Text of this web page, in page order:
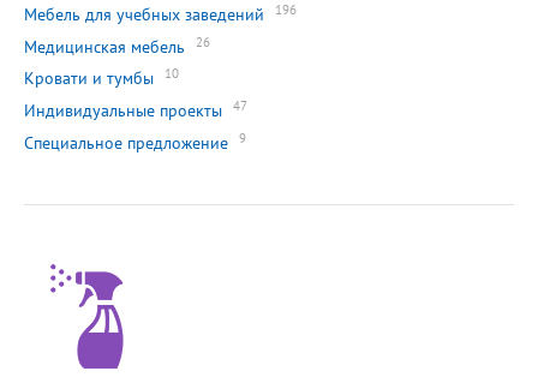
Мебель для учебных заведений 196
Медицинская мебель 26
Кровати и тумбы 10
Индивидуальные проекты 47
Специальное предложение 9